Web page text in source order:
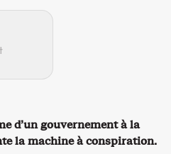
d’un gouvernement à la
la machine à conspiration.